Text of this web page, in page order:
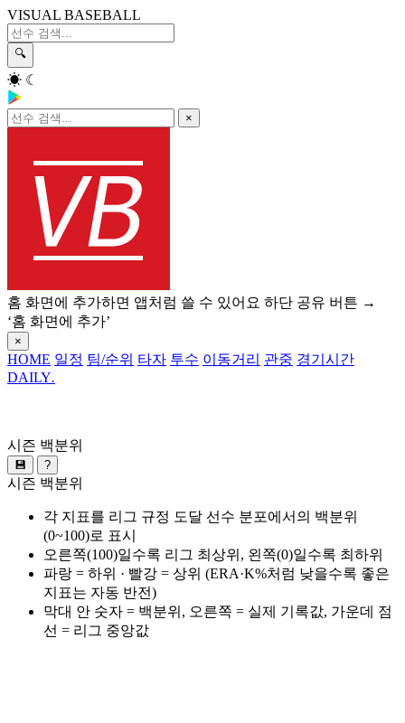
VISUAL BASEBALL
🔍
☀ ☾
×
홈 화면에 추가하면 앱처럼 쓸 수 있어요 하단 공유 버튼 →
‘홈 화면에 추가’
×
HOME 일정 팀/순위 타자 투수 이동거리 관중 경기시간
DAILY.
시즌 백분위
💾 ?
시즌 백분위
각 지표를 리그 규정 도달 선수 분포에서의 백분위
(0~100)로 표시
오른쪽(100)일수록 리그 최상위, 왼쪽(0)일수록 최하위
파랑 = 하위 · 빨강 = 상위 (ERA·K%처럼 낮을수록 좋은
지표는 자동 반전)
막대 안 숫자 = 백분위, 오른쪽 = 실제 기록값, 가운데 점
선 = 리그 중앙값